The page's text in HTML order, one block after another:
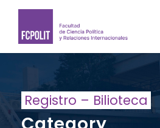
Registro – Bilioteca